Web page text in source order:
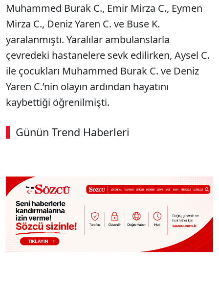
Muhammed Burak C., Emir Mirza C., Eymen
Mirza C., Deniz Yaren C. ve Buse K.
yaralanmıştı. Yaralılar ambulanslarla
çevredeki hastanelere sevk edilirken, Aysel C.
ile çocukları Muhammed Burak C. ve Deniz
Yaren C.’nin olayın ardından hayatını
kaybettiği öğrenilmişti.
Günün Trend Haberleri